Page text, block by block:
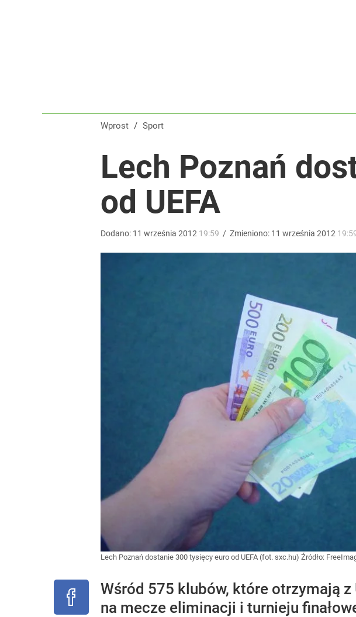
dodaj
Wprost / Sport
Lech Poznań
od UEFA
Dodano: 11 września 2012 19:59 / Zmieniono: 11 września 2012
Lech Poznań dostanie 300 tysięcy euro od UEFA (fot. sxc.hu) Źródło:
Wśród 575 klubów, które otrzymają
na mecze eliminacji i turnieju